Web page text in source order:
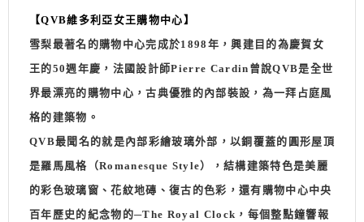
【QVB維多利亞女王購物中心】
雪梨最著名的購物中心完成於1898年，興建目的為慶賀女
王的50週年慶，法國設計師Pierre Cardin曾說QVB是全世
界最漂亮的購物中心，古典優雅的內部裝設，為一拜占庭風
格的建築物。
QVB最聞名的就是內部彩繪玻璃外部，以銅覆蓋的圓形屋頂
是羅馬風格（Romanesque Style），結構建築特色是美麗
的彩色玻璃窗、花紋地磚、復古的色彩，還有購物中心中央
百年歷史的紀念物的─The Royal Clock，每個整點鐘響報